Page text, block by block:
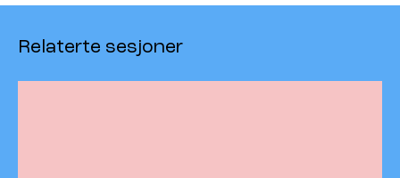
Relaterte sesjoner